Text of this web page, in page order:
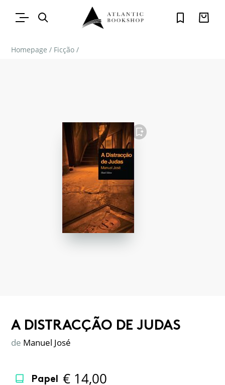
Homepage / Ficção /
FAVORITO
A DISTRACÇÃO DE JUDAS
de Manuel José
Papel € 14,00